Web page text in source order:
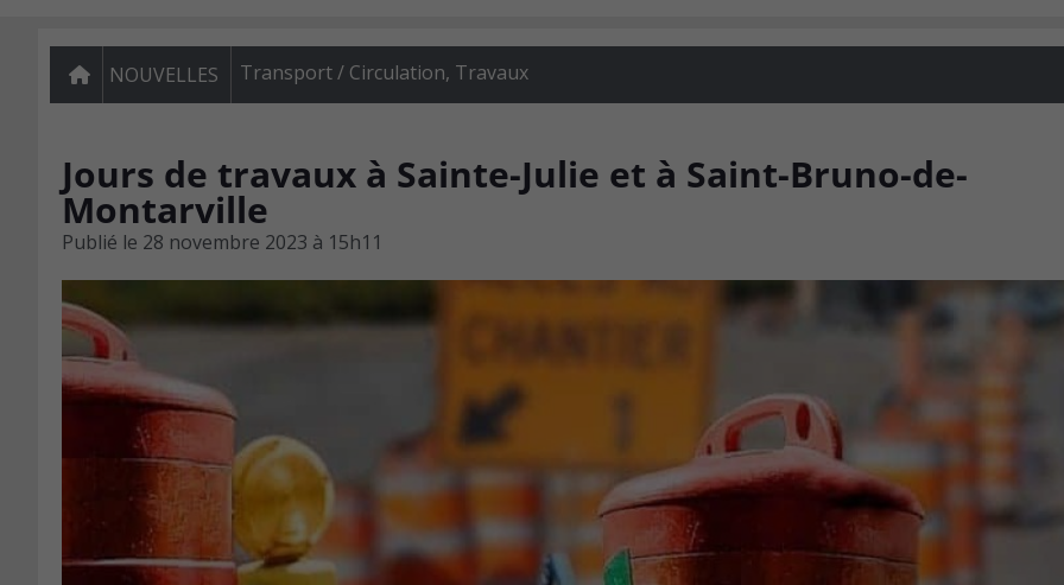
NOUVELLES Transport / Circulation, Travaux
Jours de travaux à Sainte-Julie et à Saint-Bruno-de-
Montarville
Publié le 28 novembre 2023 à 15h11